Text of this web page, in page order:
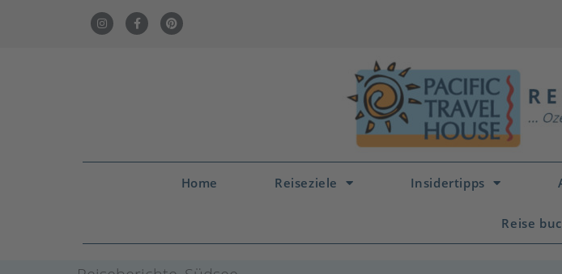
Home Reiseziele Insidertipps
Reise